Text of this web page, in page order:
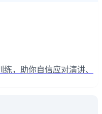
，助你自信应对演讲、